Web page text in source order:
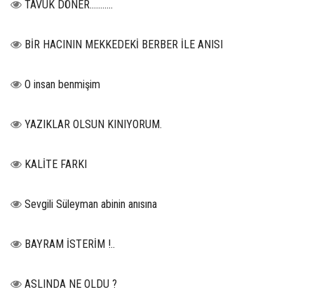
TAVUK DÖNER...........
BİR HACININ MEKKEDEKİ BERBER İLE ANISI
O insan benmişim
YAZIKLAR OLSUN KINIYORUM.
KALİTE FARKI
Sevgili Süleyman abinin anısına
BAYRAM İSTERİM !..
ASLINDA NE OLDU ?